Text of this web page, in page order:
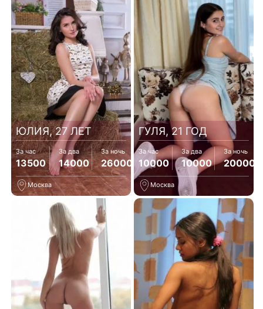
ЮЛИЯ, 27 ЛЕТ
За час
13500
За два
14000
За ночь
26000
Москва
ГУЛЯ, 21 ГОД
За час
10000
За два
10000
За ночь
20000
Москва